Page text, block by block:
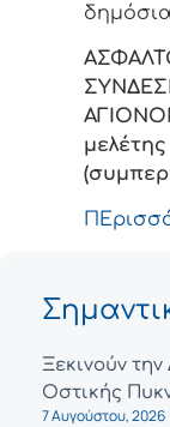
μελέτης
Ξεκινούν
Οστικής
7 Αυγούστου, 2026